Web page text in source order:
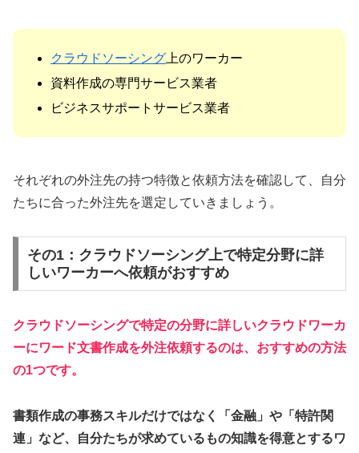
クラウドソーシング 上のワーカー
資料作成の専門サービス業者
ビジネスサポートサービス業者
それぞれの外注先の持つ特徴と依頼方法を確認して、自分
たちに合った外注先を選定していきましょう。
その1：クラウドソーシング上で特定分野に詳
しいワーカーへ依頼がおすすめ
クラウドソーシングで特定の分野に詳しいクラウドワーカ
ーにワード文書作成を外注依頼するのは、おすすめの方法
の1つです。
書類作成の事務スキルだけではなく「金融」や「特許関
連」など、自分たちが求めているもの知識を得意とするワ